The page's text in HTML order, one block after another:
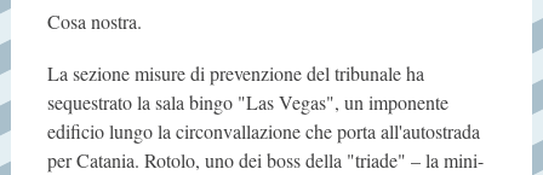
Cosa nostra.
La sezione misure di prevenzione del tribunale ha
sequestrato la sala bingo "Las Vegas", un imponente
edificio lungo la circonvallazione che porta all'autostrada
per Catania. Rotolo, uno dei boss della "triade" – la mini-